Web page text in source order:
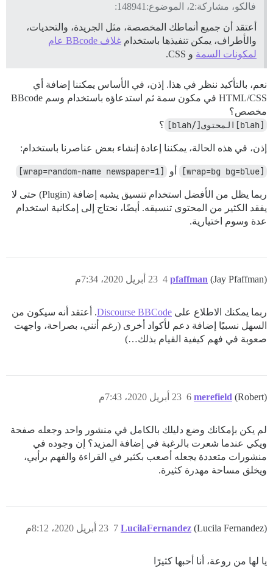
فالكو، مشاركة:2، الموضوع:148941:
أعتقد أن جميع أنماطك المخصصة، مثل الجريدة، والتحديات،
والأطراف، يمكن تنفيذها باستخدام
غلاف BBcode عام
لمكونات السمة و CSS.
نعم، بالتأكيد ننظر في هذا. إذن، في الأساس يمكننا إضافة أي
HTML/CSS في مكون سمة ثم استدعاؤه باستخدام وسم BBcode
مخصص؟
[blah]المحتوى[/blah] ؟
إذن، في هذه الحالة، يمكننا إعادة إنشاء بعض عناصرنا باستخدام:
[wrap=bg bg=blue] أو [wrap=random-name newspaper=1]
ربما يظل من الأفضل استخدام تنسيق يشبه إضافة (Plugin) حتى لا
يفقد الكثير من المحتوى تنسيقه. أيضًا، نحتاج إلى إمكانية استخدام
عدة وسوم اختيارية.
pfaffman (Jay Pfaffman) 23 أبريل 2020، 7:34م 4
ربما يمكنك الاطلاع على Discourse BBCode. أعتقد أنه سيكون من
السهل نسبيًا إضافة دعم لأكواد أخرى (رغم أنني، بصراحة، واجهت
صعوبة في فهم كيفية القيام بذلك…)
merefield (Robert) 23 أبريل 2020، 7:43م 6
لم يكن بإمكانك وضع دليلك بالكامل في منشور واحد وجعله صفحة
ويكي عندما شعرت بالرغبة في إضافة المزيد؟ إن وجوده في
منشورات متعددة يجعله أصعب بكثير في القراءة والفهم برأيي،
ويخلق مساحة مهدرة كثيرة.
LucilaFernandez (Lucila Fernandez) 23 أبريل 2020، 8:12م 7
يا لها من روعة، أنا أحبها كثيرًا